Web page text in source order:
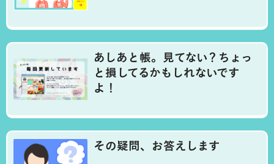
あしあと帳。見てない？ちょっ
と損してるかもしれないです
よ！
その疑問、お答えします